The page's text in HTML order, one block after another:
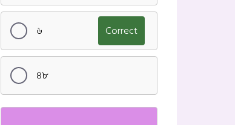
৬ Correct
৪৮